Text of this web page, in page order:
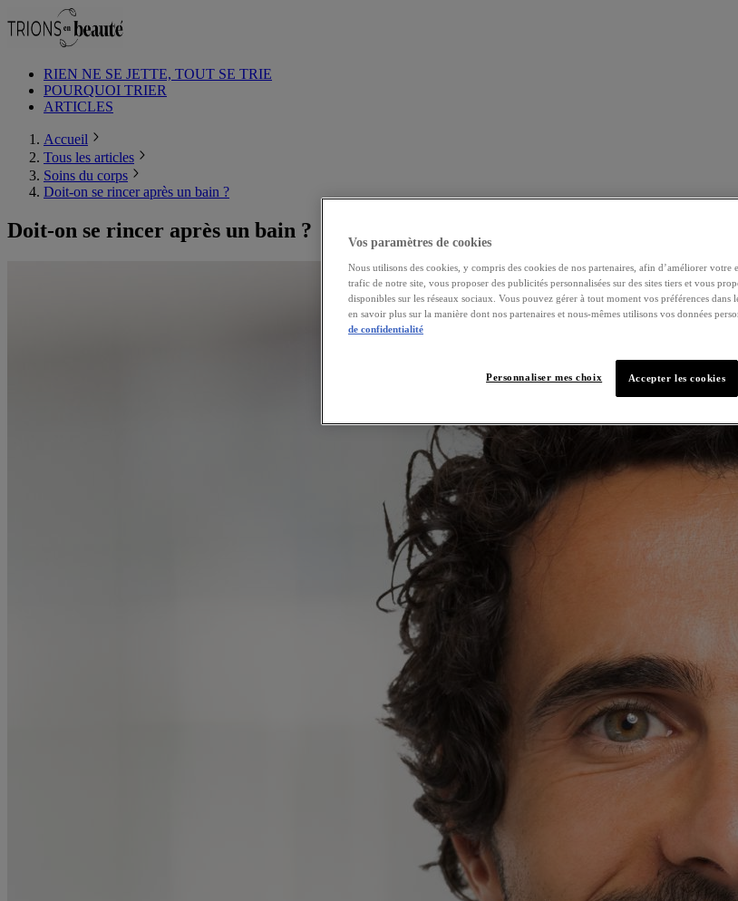
RIEN NE SE JETTE, TOUT SE TRIE
POURQUOI TRIER
ARTICLES
Accueil
Tous les articles
Soins du corps
Doit-on se rincer après un bain ?
Doit-on se rincer après un bain ?
Vos paramètres de cookies
Nous utilisons des cookies, y compris des cookies de nos partenaires, afin d’améliorer votre
trafic de notre site, vous proposer des publicités personnalisées sur des sites tiers et vous
disponibles sur les réseaux sociaux. Vous pouvez gérer à tout moment vos préférences dans
en savoir plus sur la manière dont nos partenaires et nous-mêmes utilisons vos données
de confidentialité
Accepter les cookies
Personnaliser mes choix